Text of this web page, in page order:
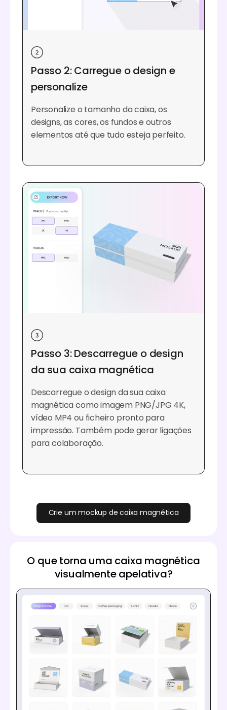
Passo 2: Carregue o design e
personalize
Personalize o tamanho da caixa, os
designs, as cores, os fundos e outros
elementos até que tudo esteja perfeito.
Passo 3: Descarregue o design
da sua caixa magnética
Descarregue o design da sua caixa
magnética como imagem PNG/JPG 4K,
vídeo MP4 ou ficheiro pronto para
impressão. Também pode gerar ligações
para colaboração.
Crie um mockup de caixa magnética
O que torna uma caixa magnética
visualmente apelativa?